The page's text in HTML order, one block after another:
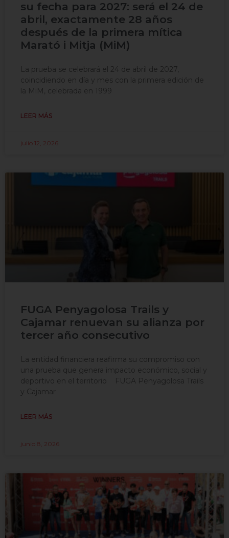
su fecha para 2027: será el 24 de
abril, exactamente 28 años
después de la primera mítica
Marató i Mitja (MiM)
La prueba se celebrará el 24 de abril de 2027,
coincidiendo en día y mes con la primera edición de
la MiM, celebrada en 1999
LEER MÁS
julio 12, 2026
FUGA Penyagolosa Trails y
Cajamar renuevan su alianza por
tercer año consecutivo
La entidad financiera reafirma su compromiso con
una prueba que genera impacto económico, social y
deportivo en el territorio FUGA Penyagolosa Trails
y Cajamar
LEER MÁS
junio 8, 2026